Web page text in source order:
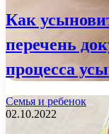
Как
перечень
процесса
Семья и ребенок
02.10.2022